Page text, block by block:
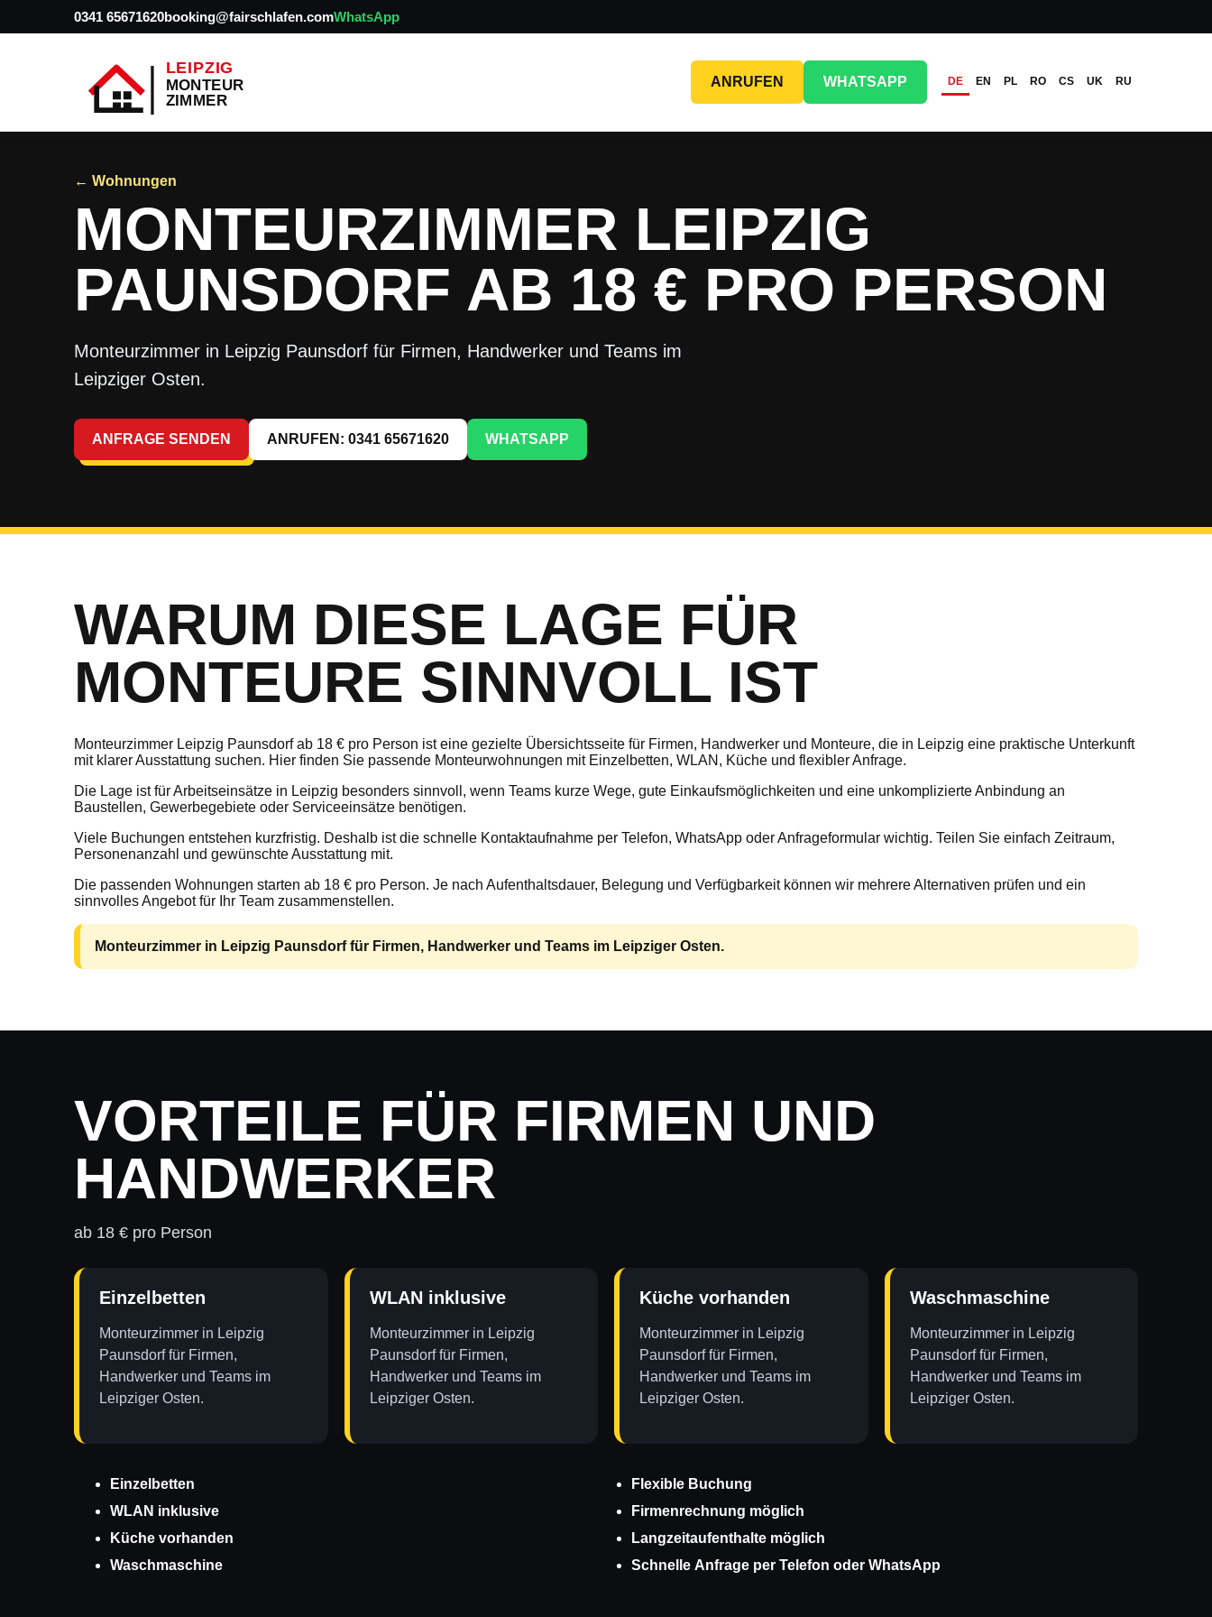
0341 65671620booking@fairschlafen.comWhatsApp
ANRUFEN WHATSAPP DE EN PL RO CS UK RU
← Wohnungen
MONTEURZIMMER LEIPZIG
PAUNSDORF AB 18 € PRO PERSON
Monteurzimmer in Leipzig Paunsdorf für Firmen, Handwerker und Teams im
Leipziger Osten.
ANFRAGE SENDEN ANRUFEN: 0341 65671620 WHATSAPP
WARUM DIESE LAGE FÜR
MONTEURE SINNVOLL IST
Monteurzimmer Leipzig Paunsdorf ab 18 € pro Person ist eine gezielte Übersichtsseite für Firmen, Handwerker und Monteure, die in Leipzig eine praktische Unterkunft
mit klarer Ausstattung suchen. Hier finden Sie passende Monteurwohnungen mit Einzelbetten, WLAN, Küche und flexibler Anfrage.
Die Lage ist für Arbeitseinsätze in Leipzig besonders sinnvoll, wenn Teams kurze Wege, gute Einkaufsmöglichkeiten und eine unkomplizierte Anbindung an
Baustellen, Gewerbegebiete oder Serviceeinsätze benötigen.
Viele Buchungen entstehen kurzfristig. Deshalb ist die schnelle Kontaktaufnahme per Telefon, WhatsApp oder Anfrageformular wichtig. Teilen Sie einfach Zeitraum,
Personenanzahl und gewünschte Ausstattung mit.
Die passenden Wohnungen starten ab 18 € pro Person. Je nach Aufenthaltsdauer, Belegung und Verfügbarkeit können wir mehrere Alternativen prüfen und ein
sinnvolles Angebot für Ihr Team zusammenstellen.
Monteurzimmer in Leipzig Paunsdorf für Firmen, Handwerker und Teams im Leipziger Osten.
VORTEILE FÜR FIRMEN UND
HANDWERKER
ab 18 € pro Person
Einzelbetten
Monteurzimmer in Leipzig
Paunsdorf für Firmen,
Handwerker und Teams im
Leipziger Osten.
WLAN inklusive
Monteurzimmer in Leipzig
Paunsdorf für Firmen,
Handwerker und Teams im
Leipziger Osten.
Küche vorhanden
Monteurzimmer in Leipzig
Paunsdorf für Firmen,
Handwerker und Teams im
Leipziger Osten.
Waschmaschine
Monteurzimmer in Leipzig
Paunsdorf für Firmen,
Handwerker und Teams im
Leipziger Osten.
Einzelbetten
WLAN inklusive
Küche vorhanden
Waschmaschine
Flexible Buchung
Firmenrechnung möglich
Langzeitaufenthalte möglich
Schnelle Anfrage per Telefon oder WhatsApp